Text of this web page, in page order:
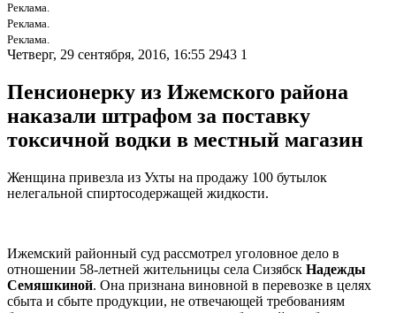
Реклама.
Реклама.
Реклама.
Четверг, 29 сентября, 2016, 16:55 2943 1
Пенсионерку из Ижемского района
наказали штрафом за поставку
токсичной водки в местный магазин
Женщина привезла из Ухты на продажу 100 бутылок
нелегальной спиртосодержащей жидкости.
Ижемский районный суд рассмотрел уголовное дело в
отношении 58-летней жительницы села Сизябск Надежды
Семяшкиной. Она признана виновной в перевозке в целях
сбыта и сбыте продукции, не отвечающей требованиям